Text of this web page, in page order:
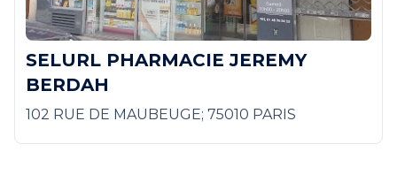
SELURL PHARMACIE JEREMY
BERDAH
102 RUE DE MAUBEUGE; 75010 PARIS